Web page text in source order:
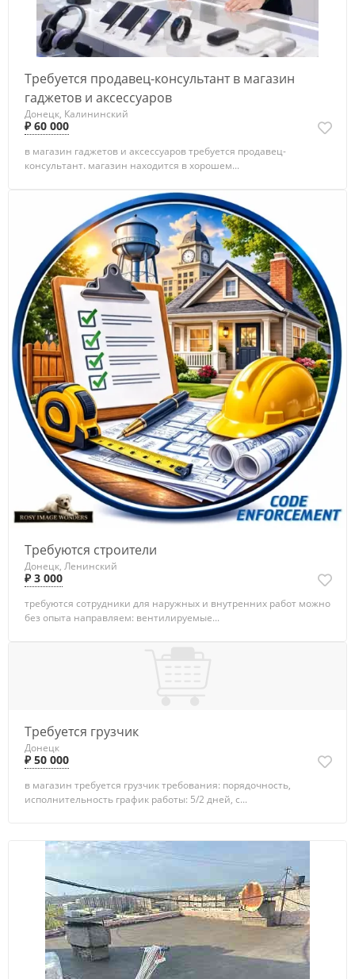
Требуется продавец-консультант в магазин
гаджетов и аксессуаров
Донецк, Калининский
₽ 60 000
в магазин гаджетов и аксессуаров требуется продавец-
консультант. магазин находится в хорошем...
Требуются строители
Донецк, Ленинский
₽ 3 000
требуются сотрудники для наружных и внутренних работ можно
без опыта направляем: вентилируемые...
Требуется грузчик
Донецк
₽ 50 000
в магазин требуется грузчик требования: порядочность,
исполнительность график работы: 5/2 дней, с...